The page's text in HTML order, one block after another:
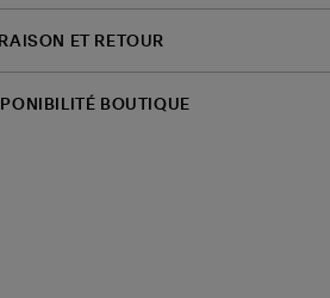
ET RETOUR
BOUTIQUE